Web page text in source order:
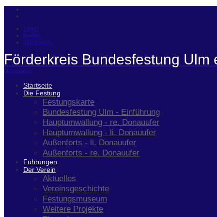
Login
Suche
Impressum
Förderkreis Bundesfestung Ulm
Navigation
Startseite
Die Festung
Festungskarte
Bundesfestung Ulm - Einführung
Hauptumwallung - re. Donauufer
Hauptumwallung - li. Donauufer
Außenforts - li. Donauufer
Außenforts - re. Donauufer
Führungen
Der Verein
Aktuelles
Vereinsgeschichte
Festungsmuseum
Weitere Projekte